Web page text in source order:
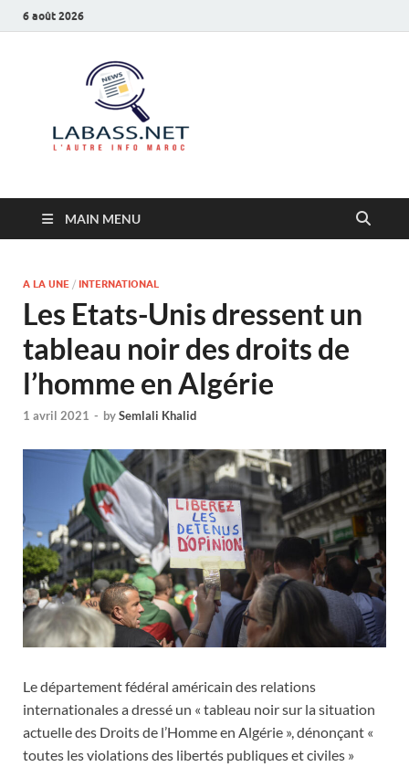
6 août 2026
MAIN MENU
A LA UNE / INTERNATIONAL
Les Etats-Unis dressent un
tableau noir des droits de
l’homme en Algérie
1 avril 2021 - bySemlali Khalid
Le département fédéral américain des relations
internationales a dressé un « tableau noir sur la situation
actuelle des Droits de l’Homme en Algérie », dénonçant «
toutes les violations des libertés publiques et civiles »